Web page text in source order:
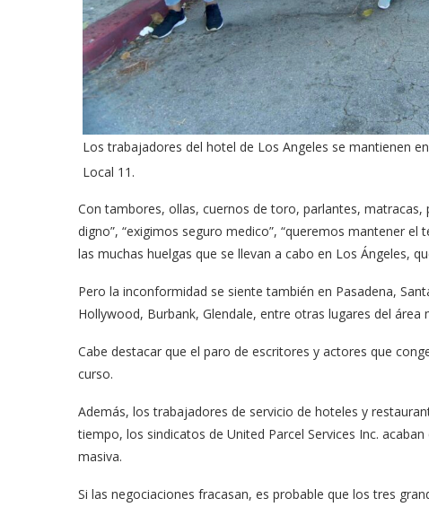
Los trabajadores del hotel de Los Angeles se mantienen
Local 11.
Con tambores, ollas, cuernos de toro, parlantes, matracas,
digno”, “exigimos seguro medico”, “queremos mantener
las muchas huelgas que se llevan a cabo en Los Ángeles,
Pero la inconformidad se siente también en Pasadena,
Hollywood, Burbank, Glendale, entre otras lugares del área
Cabe destacar que el paro de escritores y actores que
curso.
Además, los trabajadores de servicio de hoteles y
tiempo, los sindicatos de United Parcel Services Inc.
masiva.
Si las negociaciones fracasan, es probable que los tres